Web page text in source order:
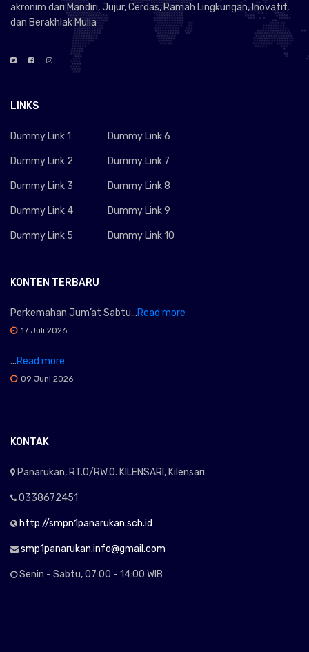
akronim dari Mandiri, Jujur, Cerdas, Ramah Lingkungan, Inovatif,
dan Berakhlak Mulia
LINKS
Dummy Link 1
Dummy Link 2
Dummy Link 3
Dummy Link 4
Dummy Link 5
Dummy Link 6
Dummy Link 7
Dummy Link 8
Dummy Link 9
Dummy Link 10
KONTEN TERBARU
Perkemahan Jum’at Sabtu...Read more
17 Juli 2026
...Read more
09 Juni 2026
KONTAK
Panarukan, RT.0/RW.0. KILENSARI, Kilensari
0338672451
http://smpn1panarukan.sch.id
smp1panarukan.info@gmail.com
Senin - Sabtu, 07:00 - 14:00 WIB